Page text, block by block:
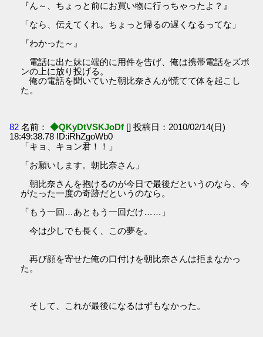
『ん～、ちょっと前にお買い物に行っちゃったよ？』
「なら、伝えてくれ。ちょっと帰るの遅くなるってな」
『わかった～』
電話に出た妹に端的に用件を告げ、俺は携帯電話をズボ
ンの上に放り投げる。
俺の電話を聞いていた朝比奈さんが慌てて体を起こし
た。
82 名前： ◆QKyDtVSKJoDf [] 投稿日：2010/02/14(日)
18:49:38.78 ID:iRhZgoWb0
「キョ、キョン君！！」
「お願いします。朝比奈さん」
朝比奈さんを抱けるのが今日で最後だというのなら、今
がたった一度の奇跡だというのなら。
「もう一回…あともう一回だけ……」
今は少しでも長く、この夢を。
再び顔を寄せた俺の口付けを朝比奈さんは拒まなかっ
た。
そして、これが最後になるはずもなかった。